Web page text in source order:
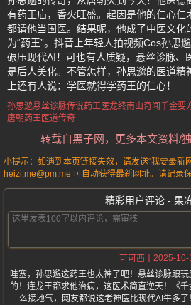
有药王庙，香火旺盛。起因是他的仁心仁
都请他当国医。结果呢，他成了中医文化
为“药王”。抖音上年轻人拍视频Cos孙思
碾压现代AI！可也有人质疑，悬丝诊脉、
是后人美化。不管怎样，孙思邈的医道精
上还有人说：学医就得学药王的仁心！
孙思邈悬丝诊脉传说药王医龙终南山奇闻千金要
唐朝药王医道传奇
转载自黑子网，更多本文资料/
小提示：如遇到本页链接失效，请发送“我要最新
heizi.me@pm.me 可自动获得最新网址。请记录
精彩用户评论 - 果
可可西
2025-10-
哇塞，孙思邈这药王也太神了吧！悬丝诊脉跟
的！连龙王都求他治病，这医术简直逆天！《
么接地气，网友都说这老神医比现代AI牛多了